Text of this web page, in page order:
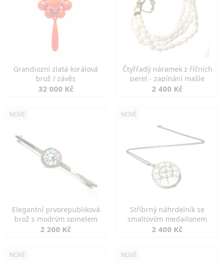
Grandiozní zlatá korálová
brož / závěs
32 000 Kč
Čtyřřadý náramek z říčních
perel - zapínání mašle
2 400 Kč
NOVÉ
Elegantní prvorepubliková
brož s modrým spinelem
2 200 Kč
NOVÉ
Stříbrný náhrdelník se
smaltovým medailonem
2 400 Kč
NOVÉ NOVÉ